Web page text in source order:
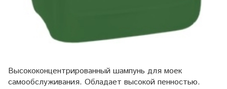
Высококонцентрированный шампунь для моек
самообслуживания. Обладает высокой пенностью.